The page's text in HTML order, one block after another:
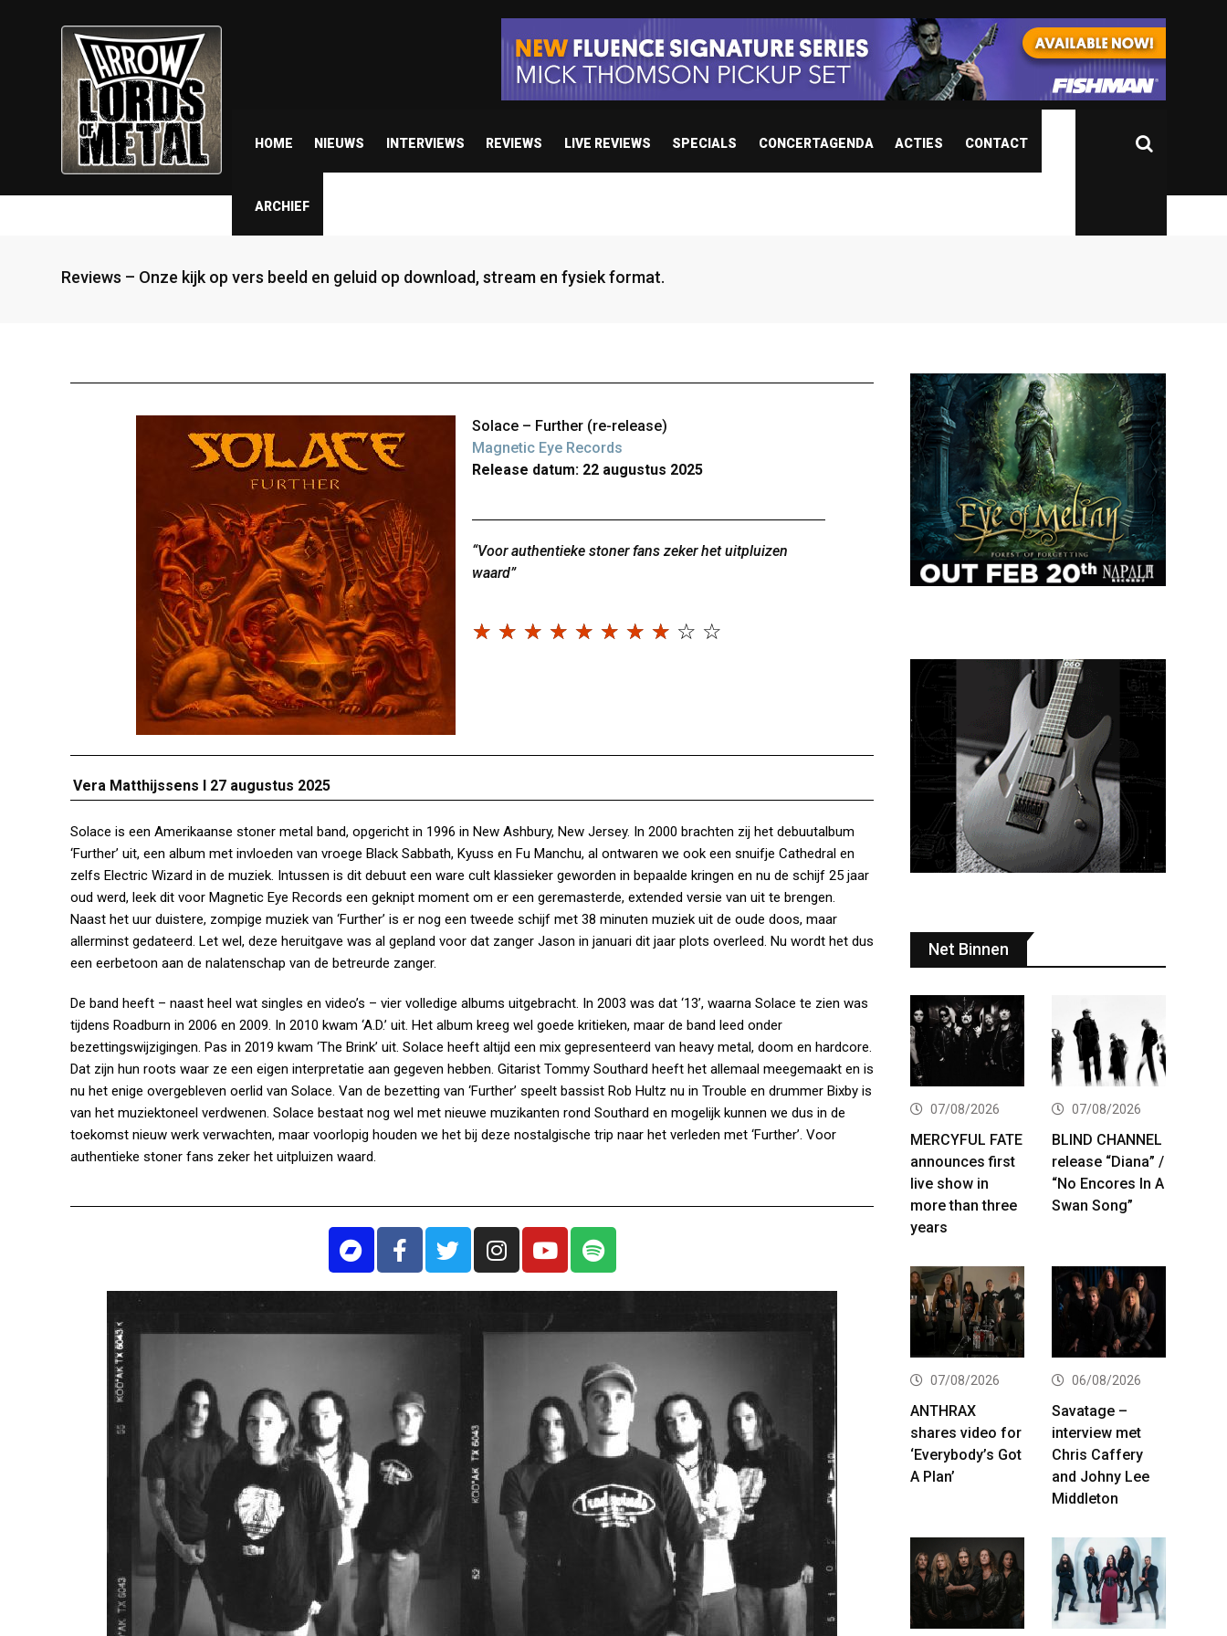
HOME NIEUWS INTERVIEWS REVIEWS LIVE REVIEWS SPECIALS CONCERTAGENDA ACTIES CONTACT
ARCHIEF
Reviews – Onze kijk op vers beeld en geluid op download, stream en fysiek format.
Solace – Further (re-release)
Magnetic Eye Records
Release datum: 22 augustus 2025
“Voor authentieke stoner fans zeker het uitpluizen
waard”
☆ ☆ ☆ ☆ ☆ ☆ ☆ ☆ ☆ ☆
Vera Matthijssens I 27 augustus 2025
Solace is een Amerikaanse stoner metal band, opgericht in 1996 in New Ashbury, New Jersey. In 2000 brachten zij het debuutalbum
‘Further’ uit, een album met invloeden van vroege Black Sabbath, Kyuss en Fu Manchu, al ontwaren we ook een snuifje Cathedral en
zelfs Electric Wizard in de muziek. Intussen is dit debuut een ware cult klassieker geworden in bepaalde kringen en nu de schijf 25 jaar
oud werd, leek dit voor Magnetic Eye Records een geknipt moment om er een geremasterde, extended versie van uit te brengen.
Naast het uur duistere, zompige muziek van ‘Further’ is er nog een tweede schijf met 38 minuten muziek uit de oude doos, maar
allerminst gedateerd. Let wel, deze heruitgave was al gepland voor dat zanger Jason in januari dit jaar plots overleed. Nu wordt het dus
een eerbetoon aan de nalatenschap van de betreurde zanger.
De band heeft – naast heel wat singles en video’s – vier volledige albums uitgebracht. In 2003 was dat ‘13’, waarna Solace te zien was
tijdens Roadburn in 2006 en 2009. In 2010 kwam ‘A.D.’ uit. Het album kreeg wel goede kritieken, maar de band leed onder
bezettingswijzigingen. Pas in 2019 kwam ‘The Brink’ uit. Solace heeft altijd een mix gepresenteerd van heavy metal, doom en hardcore.
Dat zijn hun roots waar ze een eigen interpretatie aan gegeven hebben. Gitarist Tommy Southard heeft het allemaal meegemaakt en is
nu het enige overgebleven oerlid van Solace. Van de bezetting van ‘Further’ speelt bassist Rob Hultz nu in Trouble en drummer Bixby is
van het muziektoneel verdwenen. Solace bestaat nog wel met nieuwe muzikanten rond Southard en mogelijk kunnen we dus in de
toekomst nieuw werk verwachten, maar voorlopig houden we het bij deze nostalgische trip naar het verleden met ‘Further’. Voor
authentieke stoner fans zeker het uitpluizen waard.
Net Binnen
07/08/2026
MERCYFUL FATE
announces first
live show in
more than three
years
07/08/2026
BLIND CHANNEL
release “Diana” /
“No Encores In A
Swan Song”
07/08/2026
ANTHRAX
shares video for
‘Everybody’s Got
A Plan’
06/08/2026
Savatage –
interview met
Chris Caffery
and Johny Lee
Middleton